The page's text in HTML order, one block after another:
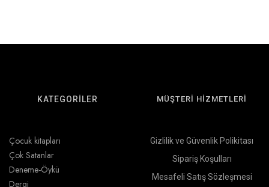
KATEGORİLER
Çocuk kitapları
Çok Satanlar
Deneme-Öykü
Dergi
MÜŞTERİ HİZMETLERİ
Gizlilik ve Güvenlik Polikitası
Sipariş Koşulları
Mesafeli Satış Sözleşmesi